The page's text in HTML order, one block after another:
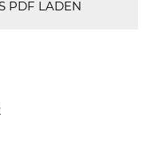
PDF LADEN